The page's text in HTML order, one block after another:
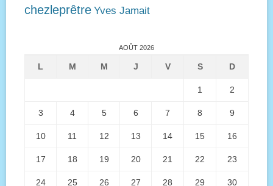
chezleprêtre Yves Jamait
AOÛT 2026
L M M J V S D
1 2
3 4 5 6 7 8 9
10 11 12 13 14 15 16
17 18 19 20 21 22 23
24 25 26 27 28 29 30